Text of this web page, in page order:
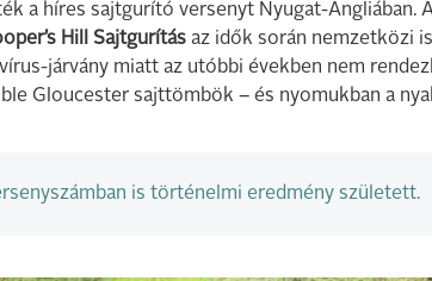
a híres sajtgurító versenyt Nyugat-Angliában.
Hill Sajtgurítás az idők során nemzetközi
járvány miatt az utóbbi években nem
Gloucester sajttömbök – és nyomukban a
is történelmi eredmény született.